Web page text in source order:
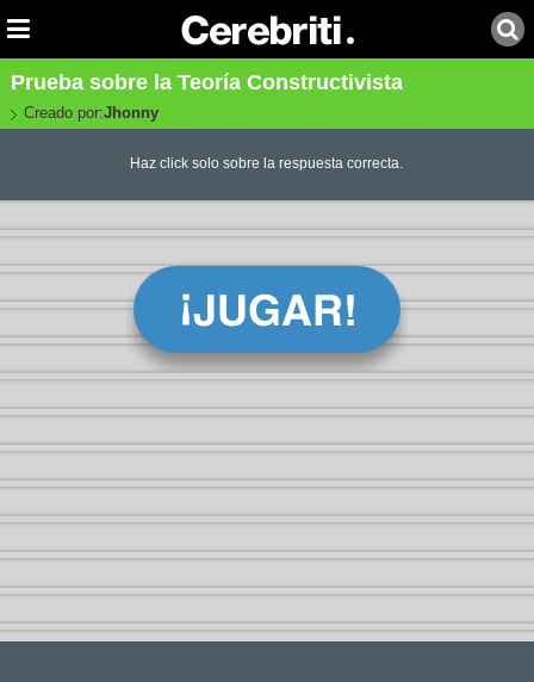
Prueba sobre la Teoría Constructivista
Creado por:Jhonny
Haz click solo sobre la respuesta correcta.